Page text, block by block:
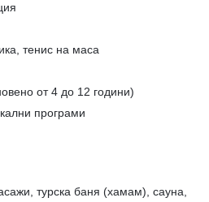
тенис на маса
от 4 до 12 години)
програми
турска баня (хамам), сауна,